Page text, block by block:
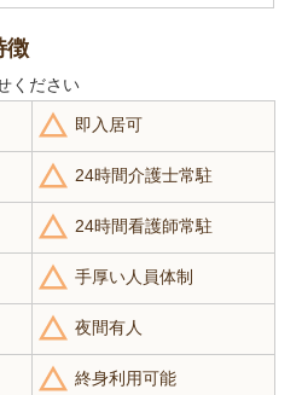
徴
ください
即入居可
24時間介護士常駐
24時間看護師常駐
手厚い人員体制
夜間有人
終身利用可能